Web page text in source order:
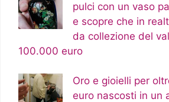
pulci con un vaso
e scopre che in
da collezione del
100.000 euro
Oro e gioielli per
euro nascosti in un